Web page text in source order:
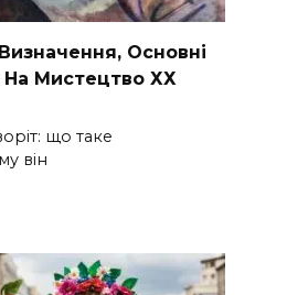
Основні
На Мистецтво ХХ
що таке
він